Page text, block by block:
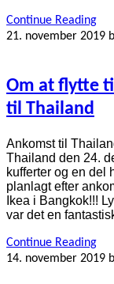
Continue Reading
21. november 2019
Om at flytte
til Thailand
Ankomst til
Thailand den 24.
kufferter og en del
planlagt efter
Ikea i Bangkok!!!
var det en
Continue Reading
14. november 2019